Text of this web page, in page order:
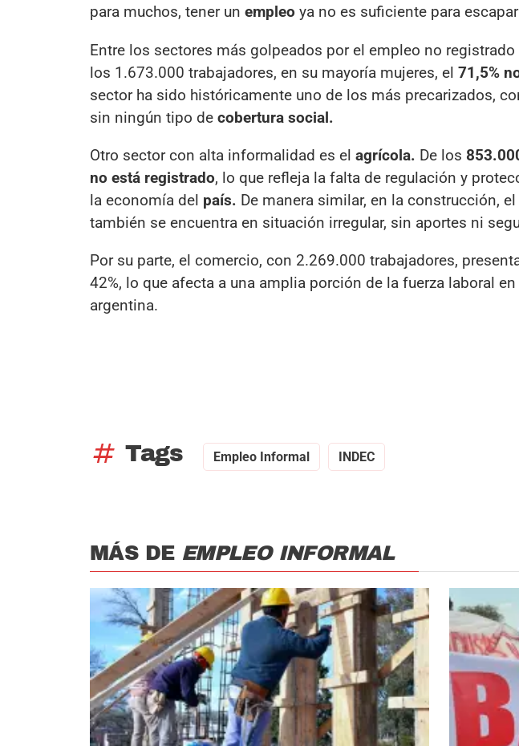
para muchos, tener un empleo ya no es suficiente para
Entre los sectores más golpeados por el empleo no registrado
los 1.673.000 trabajadores, en su mayoría mujeres, el 71,5%
sector ha sido históricamente uno de los más precarizados,
sin ningún tipo de cobertura social.
Otro sector con alta informalidad es el agrícola. De los
no está registrado, lo que refleja la falta de regulación y
la economía del país. De manera similar, en la construcción,
también se encuentra en situación irregular, sin aportes ni
Por su parte, el comercio, con 2.269.000 trabajadores,
42%, lo que afecta a una amplia porción de la fuerza laboral
argentina.
tag Tags Empleo Informal INDEC
MÁS DE EMPLEO INFORMAL